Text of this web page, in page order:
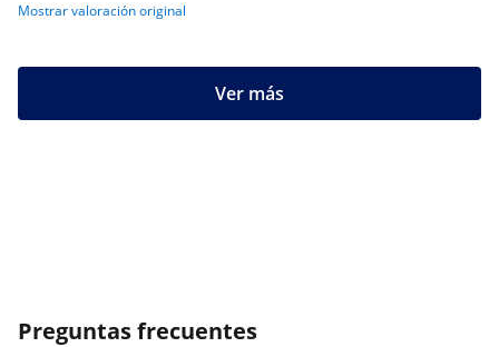
Mostrar valoración original
Ver más
Preguntas frecuentes